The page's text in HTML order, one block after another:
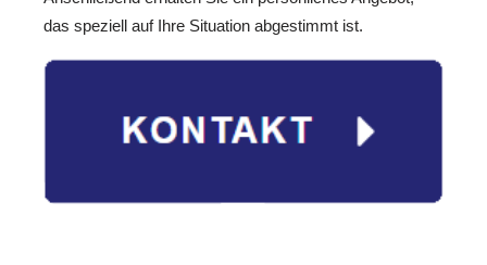
das speziell auf Ihre Situation abgestimmt ist.